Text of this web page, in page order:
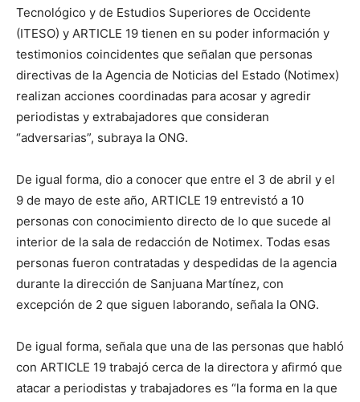
Tecnológico y de Estudios Superiores de Occidente
(ITESO) y ARTICLE 19 tienen en su poder información y
testimonios coincidentes que señalan que personas
directivas de la Agencia de Noticias del Estado (Notimex)
realizan acciones coordinadas para acosar y agredir
periodistas y extrabajadores que consideran
“adversarias”, subraya la ONG.
De igual forma, dio a conocer que entre el 3 de abril y el
9 de mayo de este año, ARTICLE 19 entrevistó a 10
personas con conocimiento directo de lo que sucede al
interior de la sala de redacción de Notimex. Todas esas
personas fueron contratadas y despedidas de la agencia
durante la dirección de Sanjuana Martínez, con
excepción de 2 que siguen laborando, señala la ONG.
De igual forma, señala que una de las personas que habló
con ARTICLE 19 trabajó cerca de la directora y afirmó que
atacar a periodistas y trabajadores es “la forma en la que